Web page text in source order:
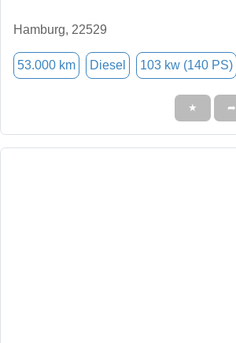
Hamburg, 22529
53.000 km Diesel 103 kw (140 PS)
★ ➦